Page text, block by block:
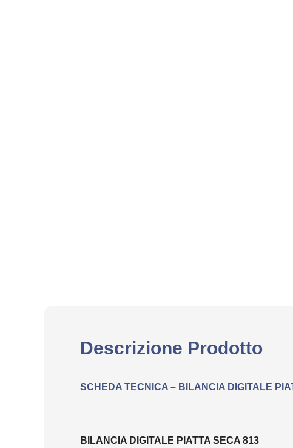
Descrizione Prodotto
SCHEDA TECNICA – BILANCIA DIGITALE
BILANCIA DIGITALE PIATTA SECA 813